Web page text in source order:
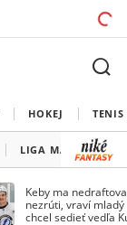
HOKEJ TENIS
LIGA MAJSTROV
Keby ma
nezrúti, vraví mladý
chcel sedieť vedľa